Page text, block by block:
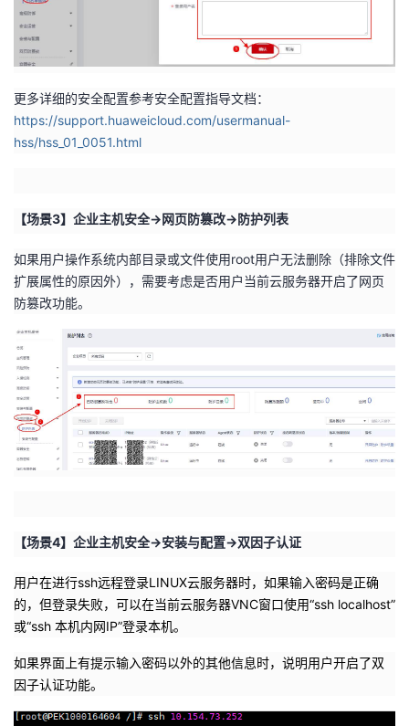
更多详细的安全配置参考安全配置指导文档：
https://support.huaweicloud.com/usermanual-
hss/hss_01_0051.html
【场景3】企业主机安全->网页防篡改->防护列表
如果用户操作系统内部目录或文件使用root用户无法删除（排除文件
扩展属性的原因外），需要考虑是否用户当前云服务器开启了网页
防篡改功能。
【场景4】企业主机安全->安装与配置->双因子认证
用户在进行ssh远程登录LINUX云服务器时，如果输入密码是正确
的，但登录失败，可以在当前云服务器VNC窗口使用“ssh localhost”
或“ssh 本机内网IP”登录本机。
如果界面上有提示输入密码以外的其他信息时，说明用户开启了双
因子认证功能。